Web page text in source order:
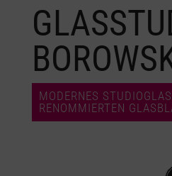
MODERNES
RENOMMIERTEN